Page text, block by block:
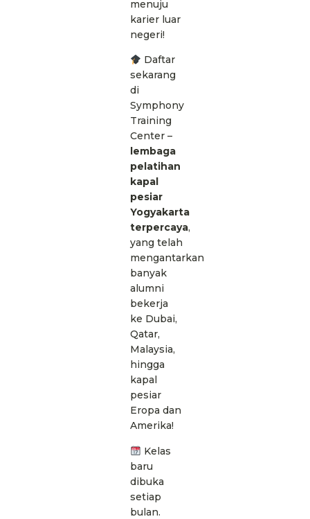
menuju
karier luar
negeri!
Daftar
sekarang
di
Symphony
Training
Center –
lembaga
pelatihan
kapal
pesiar
Yogyakarta
terpercaya,
yang telah
mengantarkan
banyak
alumni
bekerja
ke Dubai,
Qatar,
Malaysia,
hingga
kapal
pesiar
Eropa dan
Amerika!
Kelas
baru
dibuka
setiap
bulan.